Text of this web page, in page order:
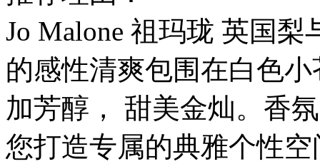
Jo Malone 祖玛珑 英国
的感性清爽包围在白色
加芳醇， 甜美金灿。香
您打造专属的典雅个性